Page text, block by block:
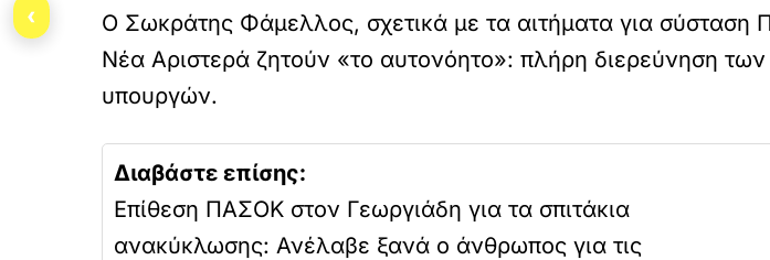
Ο Σωκράτης Φάμελλος, σχετικά με τα αιτήματα για σύσταση
Νέα Αριστερά ζητούν «το αυτονόητο»: πλήρη διερεύνηση
υπουργών.
Διαβάστε επίσης:
Επίθεση ΠΑΣΟΚ στον Γεωργιάδη για τα σπιτάκια
ανακύκλωσης: Ανέλαβε ξανά ο άνθρωπος για τις
‹